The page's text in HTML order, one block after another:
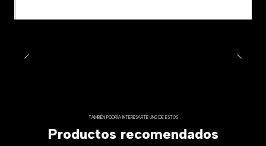
TAMBIÉN PODRÍA INTERESARTE UNO DE ESTOS
Productos recomendados